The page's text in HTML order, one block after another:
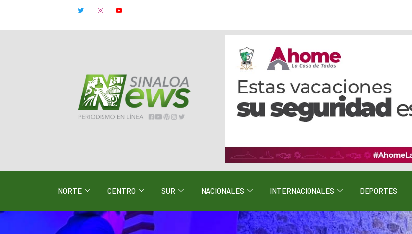
NORTE CENTRO SUR NACIONALES INTERNACIONALES DEPORTES